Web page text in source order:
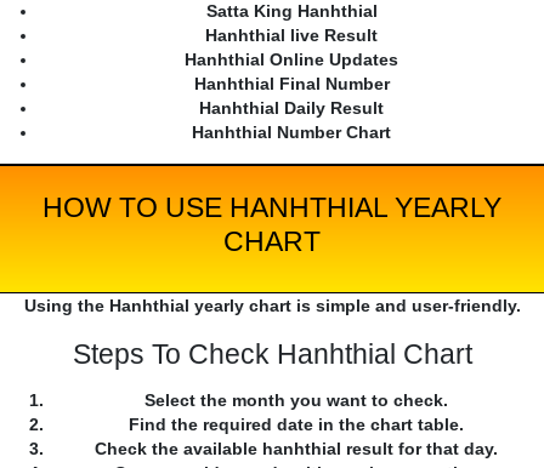
Satta King Hanhthial
Hanhthial live Result
Hanhthial Online Updates
Hanhthial Final Number
Hanhthial Daily Result
Hanhthial Number Chart
HOW TO USE HANHTHIAL YEARLY
CHART
Using the Hanhthial yearly chart is simple and user-friendly.
Steps To Check Hanhthial Chart
Select the month you want to check.
Find the required date in the chart table.
Check the available hanhthial result for that day.